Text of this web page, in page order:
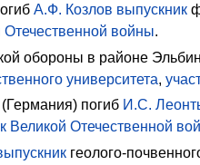
А.Ф. Козлов выпускник
Отечественной войны.
обороны в районе
университета,
погиб И.С.
Великой Отечественной
геолого-